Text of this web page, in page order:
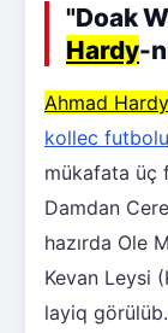
"Doak
Hardy-
Ahmad Hardy
kollec futbolu
mükafata üç
Damdan
hazırda Ole
Kevan Leysi
layiq görülüb.